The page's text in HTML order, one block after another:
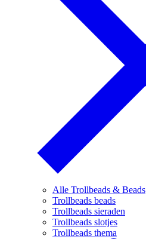
Alle Trollbeads & Beads
Trollbeads beads
Trollbeads sieraden
Trollbeads slotjes
Trollbeads thema